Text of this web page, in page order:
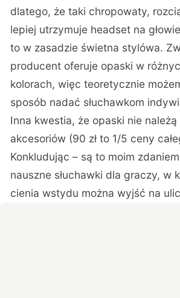
dlatego, że taki chropowaty,
lepiej utrzymuje headset na
to w zasadzie świetna stylówa.
producent oferuje opaski w
kolorach, więc teoretycznie
sposób nadać słuchawkom
Inna kwestia, że opaski nie
akcesoriów (90 zł to 1/5 ceny
Konkludując – są to moim
nauszne słuchawki dla graczy, w
cienia wstydu można wyjść na